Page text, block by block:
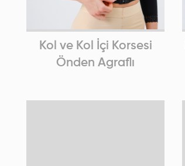
Kol ve Kol İçi Korsesi
Önden Agraflı